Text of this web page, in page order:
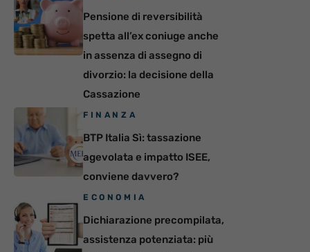
Pensione di reversibilità
spetta all’ex coniuge anche
in assenza di assegno di
divorzio: la decisione della
Cassazione
FINANZA
BTP Italia Sì: tassazione
agevolata e impatto ISEE,
conviene davvero?
ECONOMIA
Dichiarazione precompilata,
assistenza potenziata: più